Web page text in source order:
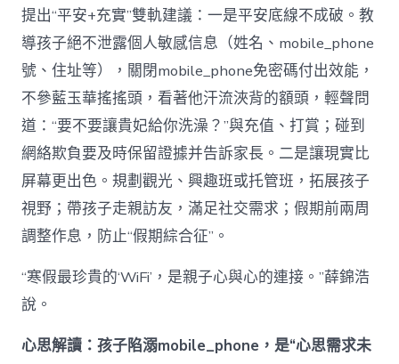
提出“平安+充實”雙軌建議：一是平安底線不成破。教
導孩子絕不泄露個人敏感信息（姓名、mobile_phone
號、住址等），關閉mobile_phone免密碼付出效能，
不參藍玉華搖搖頭，看著他汗流浹背的額頭，輕聲問
道：“要不要讓貴妃給你洗澡？”與充值、打賞；碰到
網絡欺負要及時保留證據并告訴家長。二是讓現實比
屏幕更出色。規劃觀光、興趣班或托管班，拓展孩子
視野；帶孩子走親訪友，滿足社交需求；假期前兩周
調整作息，防止“假期綜合征”。
“寒假最珍貴的‘WiFi’，是親子心與心的連接。”薛錦浩
說。
心思解讀：孩子陷溺mobile_phone，是“心思需求未